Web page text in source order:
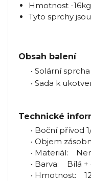
Hmotnost -16kg
Tyto sprchy
Obsah balení
• Solární sprcha
• Sada k
Technické
• Boční přívod
• Objem
• Materiál:
• Barva: Bílá +
• Hmotnost: